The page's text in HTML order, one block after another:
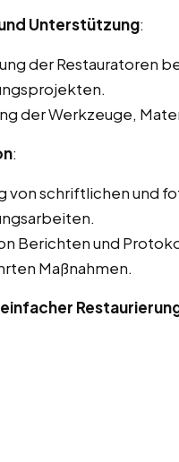
Unterstützung:
der Restauratoren
der Werkzeuge,
:
von schriftlichen und
Berichten und
Maßnahmen.